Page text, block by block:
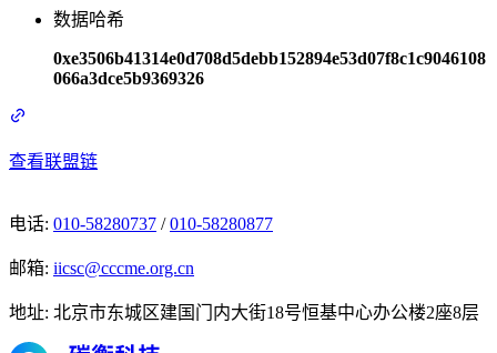
数据哈希
0xe3506b41314e0d708d5debb152894e53d07f8c1c9046108
066a3dce5b9369326
查看联盟链
电话: 010-58280737 /010-58280877
邮箱: iicsc@cccme.org.cn
地址: 北京市东城区建国门内大街18号恒基中心办公楼2座8层